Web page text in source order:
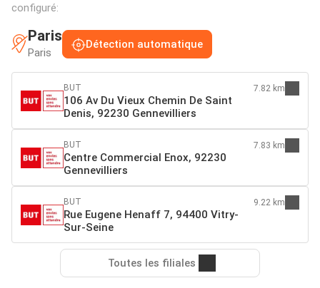
configuré:
Paris
Paris
Détection automatique
BUT
106 Av Du Vieux Chemin De Saint
Denis, 92230 Gennevilliers
7.82 km
BUT
Centre Commercial Enox, 92230
Gennevilliers
7.83 km
BUT
Rue Eugene Henaff 7, 94400 Vitry-
Sur-Seine
9.22 km
Toutes les filiales